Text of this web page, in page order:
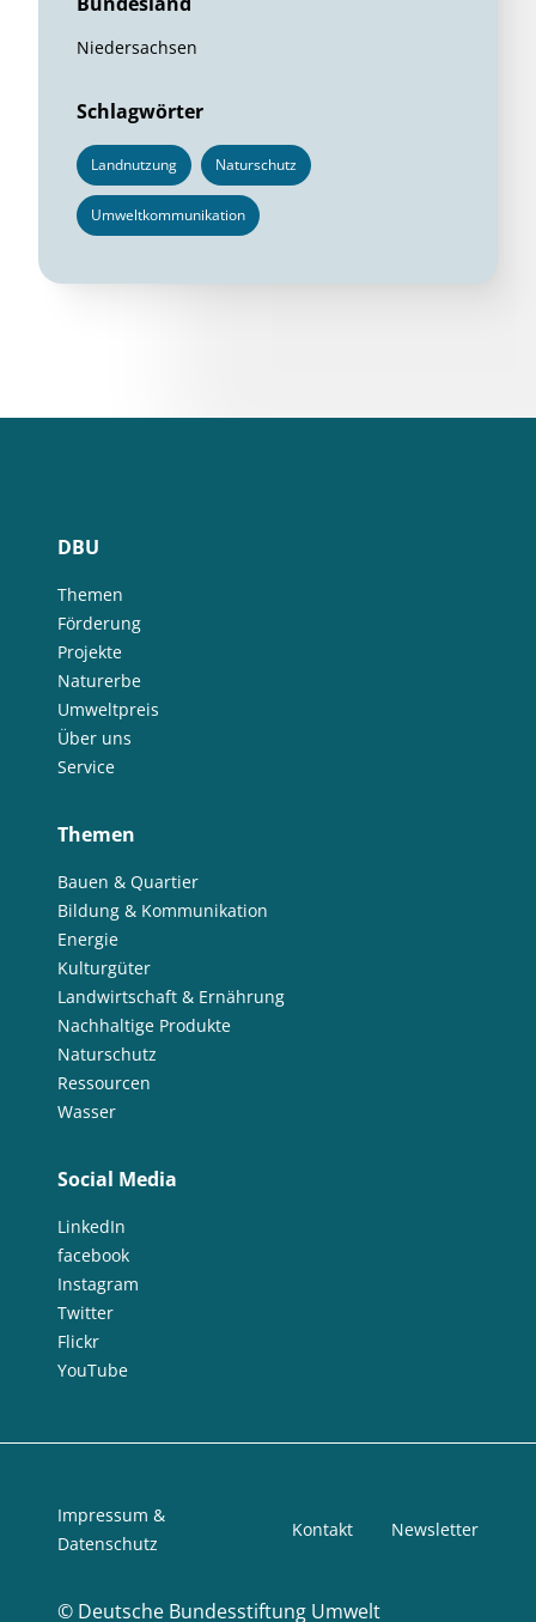
Niedersachsen
Schlagwörter
Landnutzung Naturschutz
Umweltkommunikation
DBU
Themen
Förderung
Projekte
Naturerbe
Umweltpreis
Über uns
Service
Themen
Bauen & Quartier
Bildung & Kommunikation
Energie
Kulturgüter
Landwirtschaft & Ernährung
Nachhaltige Produkte
Naturschutz
Ressourcen
Wasser
Social Media
LinkedIn
facebook
Instagram
Twitter
Flickr
YouTube
© Deutsche Bundesstiftung Umwelt
Impressum &
Datenschutz
Kontakt Newsletter